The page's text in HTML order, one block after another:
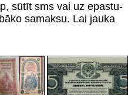
sūtīt sms vai uz epastu-
samaksu. Lai jauka